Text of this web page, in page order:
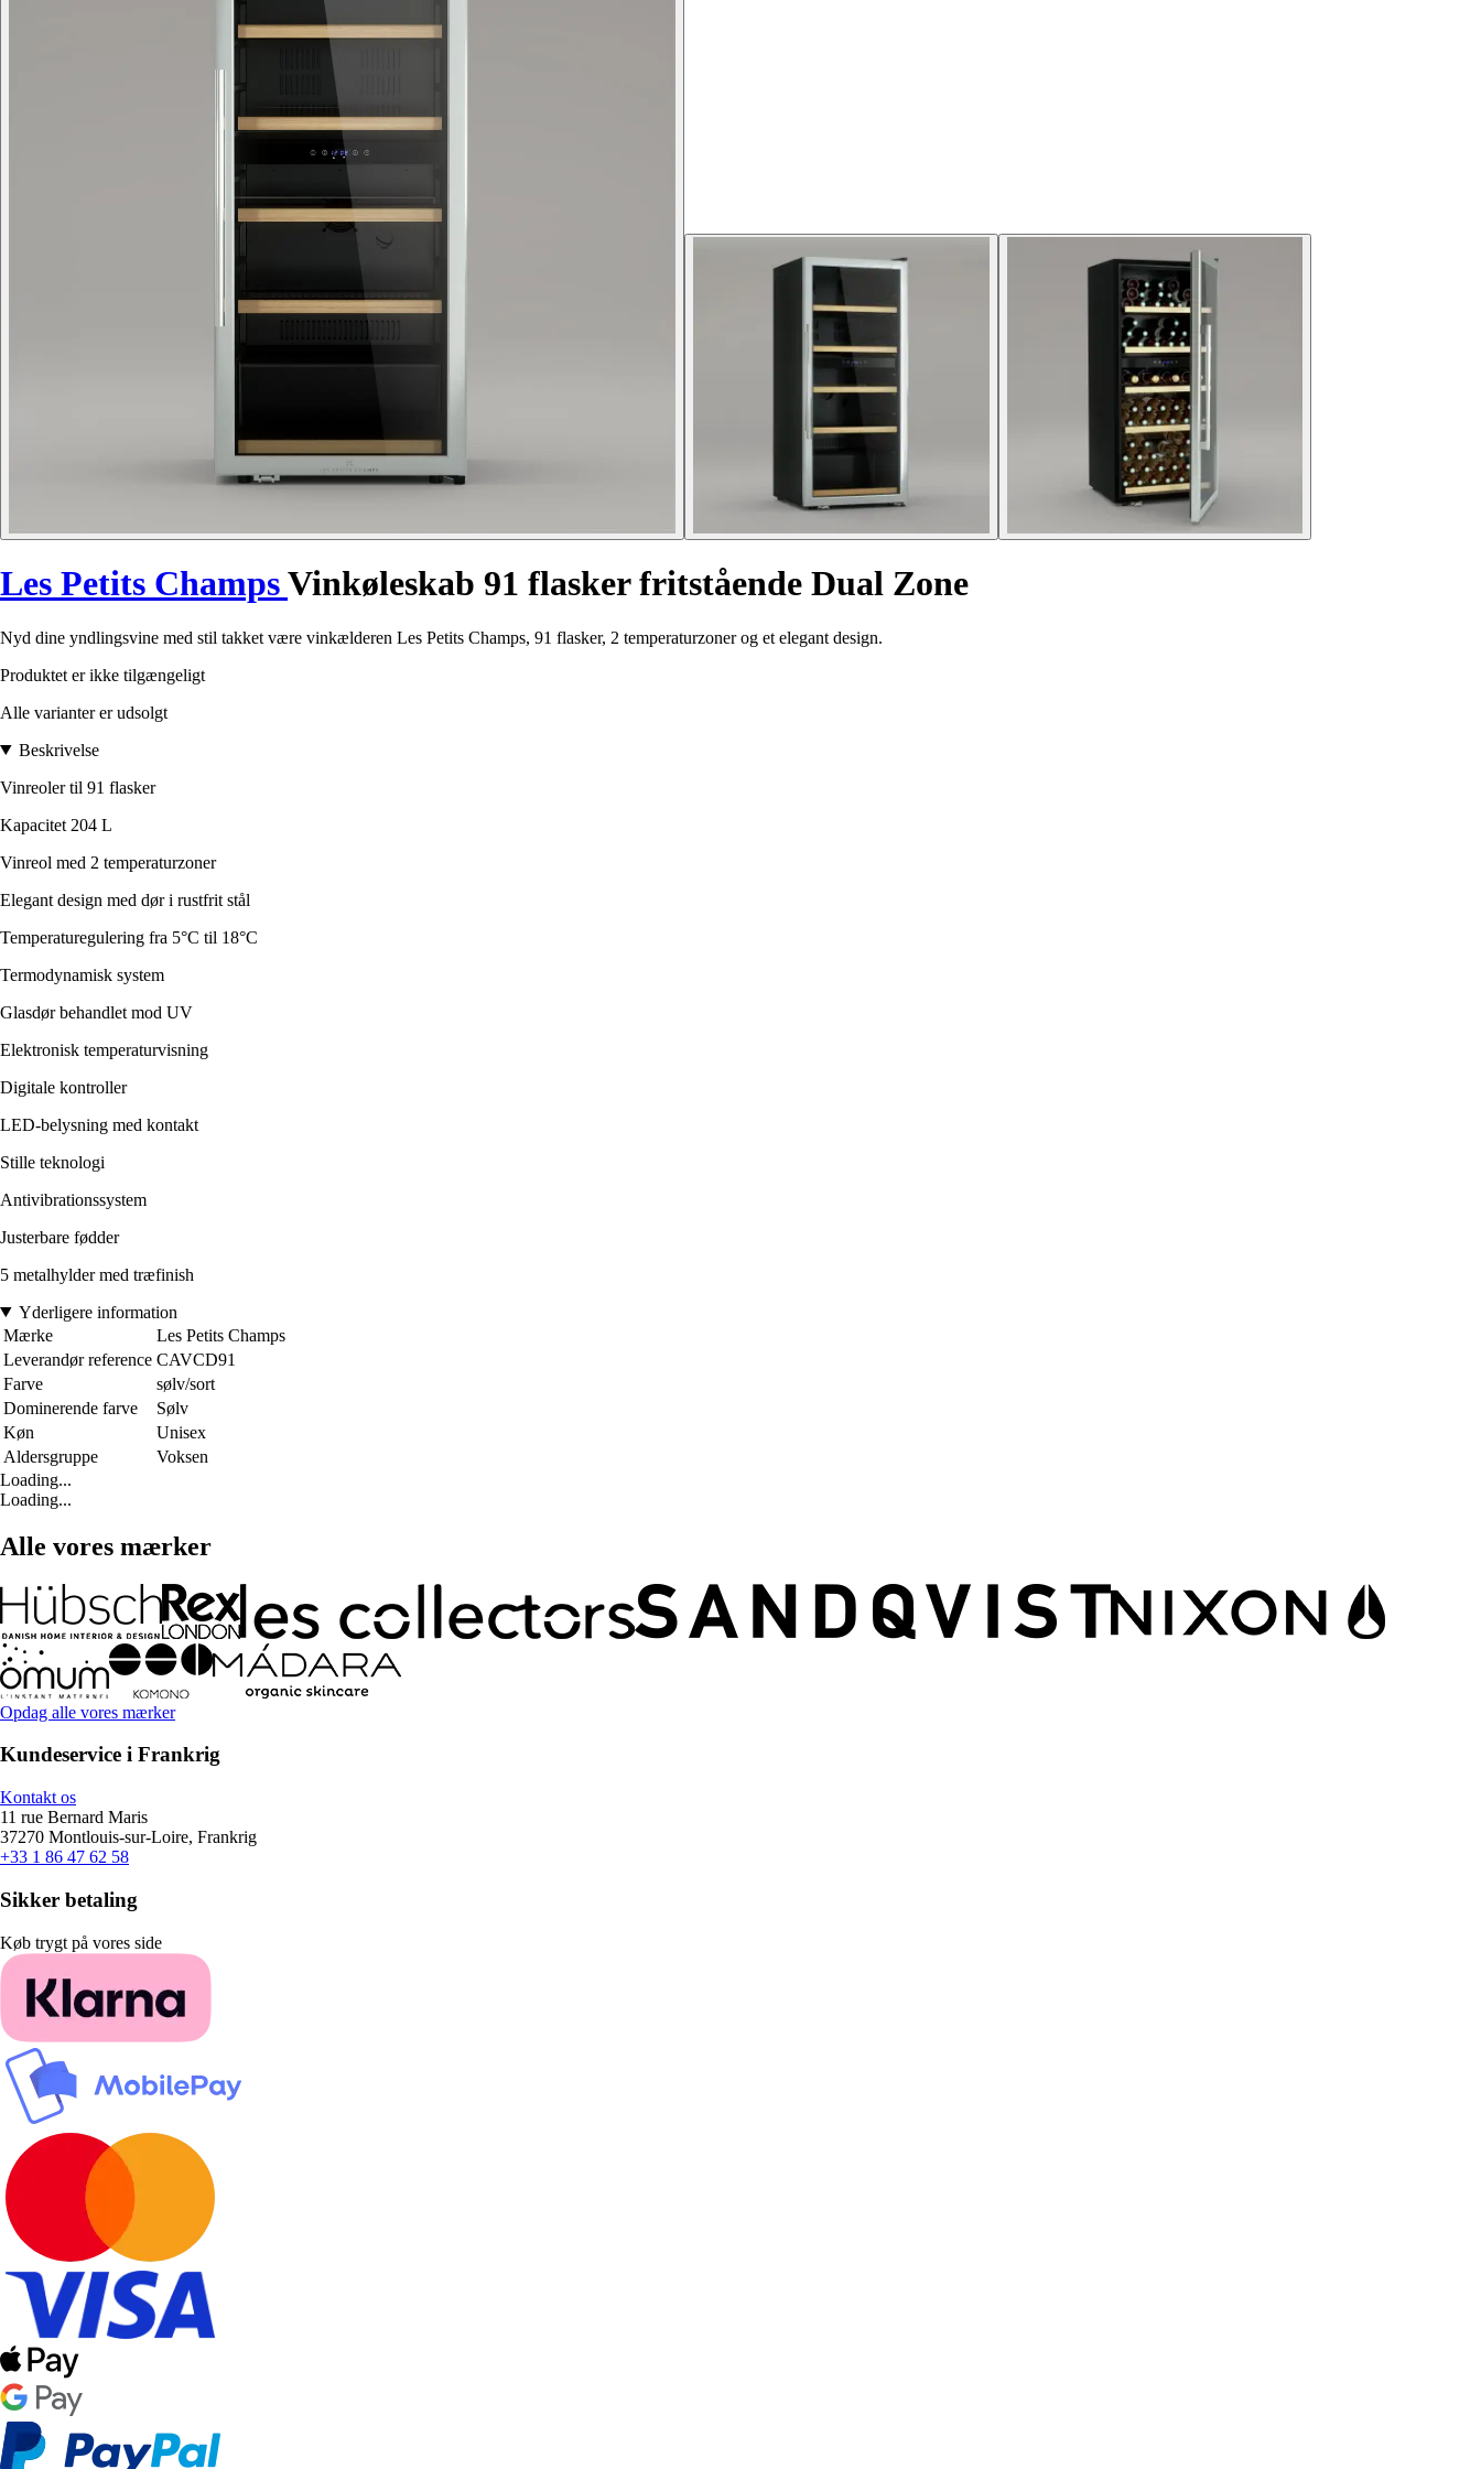
Les Petits ChampsVinkøleskab 91 flasker fritstående Dual Zone
Nyd dine yndlingsvine med stil takket være vinkælderen Les Petits Champs, 91 flasker, 2 temperaturzoner og et elegant design.
Produktet er ikke tilgængeligt
Alle varianter er udsolgt
Beskrivelse
Vinreoler til 91 flasker
Kapacitet 204 L
Vinreol med 2 temperaturzoner
Elegant design med dør i rustfrit stål
Temperaturegulering fra 5°C til 18°C
Termodynamisk system
Glasdør behandlet mod UV
Elektronisk temperaturvisning
Digitale kontroller
LED-belysning med kontakt
Stille teknologi
Antivibrationssystem
Justerbare fødder
5 metalhylder med træfinish
Yderligere information
Mærke
Les Petits Champs
Leverandør reference CAVCD91
Farve
sølv/sort
Dominerende farve
Sølv
Køn
Unisex
Aldersgruppe
Voksen
Loading...
Loading...
Alle vores mærker
Opdag alle vores mærker
Kundeservice i Frankrig
Kontakt os
11 rue Bernard Maris
37270 Montlouis-sur-Loire, Frankrig
+33 1 86 47 62 58
Sikker betaling
Køb trygt på vores side